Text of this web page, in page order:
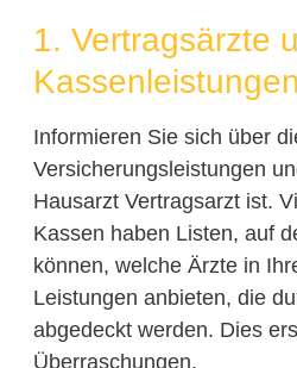
1. Vertragsärzte
Kassenleistungen
Informieren Sie sich über
Versicherungsleistungen
Hausarzt Vertragsarzt ist.
Kassen haben Listen, auf
können, welche Ärzte in
Leistungen anbieten, die
abgedeckt werden. Dies
Überraschungen.